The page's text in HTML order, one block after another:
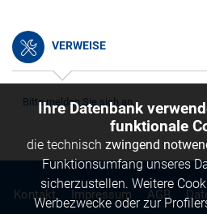
VERWEISE
Bitte melden Sie sich an.
Kontakt Impressum AGB
Ihre Datenbank
funktionale
die technisch zwingend
Funktionsumfang unseres
sicherzustellen. Weitere
Werbezwecke oder zur